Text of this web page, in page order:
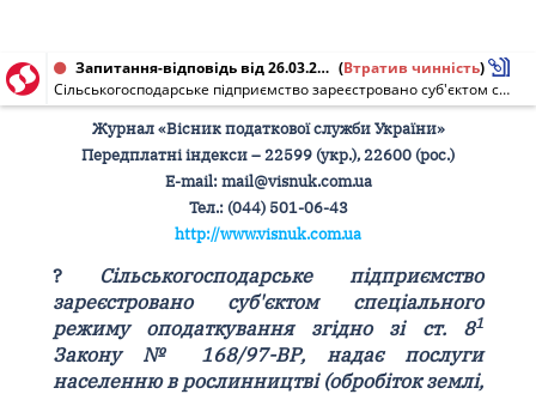
Запитання-відповідь від 26.03.2010 (Втратив чинність)
Сільськогосподарське підприємство зареєстровано суб'єктом спеціального режиму оподаткування згідно зі ст. 8-1 Закону № 168/97-ВР, надає послуги населенню в рослинництві (обробіток землі, збирання врожаю) (КВЕД 01.41.0). В якій декларації з ПДВ необхідно відображати податкові зобов'язання при наданні таких послуг?
Журнал «Вісник податкової служби України»
Передплатні індекси – 22599 (укр.), 22600 (рос.)
Е-mail: mail@visnuk.com.ua
Тел.: (044) 501-06-43
http://www.visnuk.com.ua
?
Сільськогосподарське підприємство
зареєстровано суб'єктом спеціального
режиму оподаткування згідно зі ст. 81
Закону № 168/97-ВР, надає послуги
населенню в рослинництві (обробіток землі,